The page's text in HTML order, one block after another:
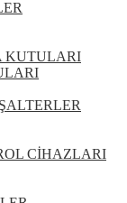
KUTULARI
CİHAZLARI